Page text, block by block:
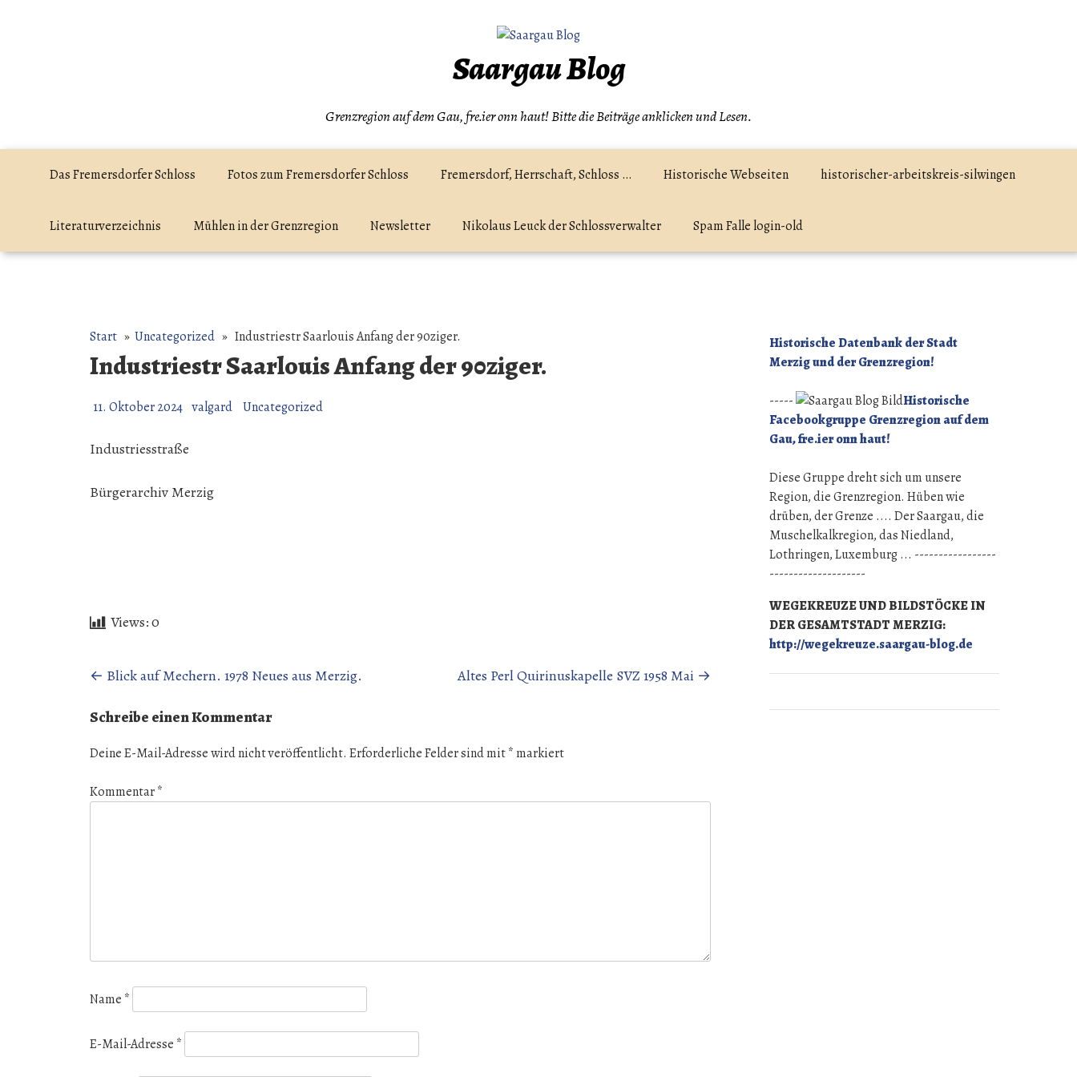
Saargau Blog
Grenzregion auf dem Gau, fre.ier onn haut! Bitte die Beiträge anklicken und Lesen.
Das Fremersdorfer Schloss Fotos zum Fremersdorfer Schloss Fremersdorf, Herrschaft, Schloss … Historische Webseiten historischer-arbeitskreis-silwingen
Literaturverzeichnis Mühlen in der Grenzregion Newsletter Nikolaus Leuck der Schlossverwalter Spam Falle login-old
Start » Uncategorized » Industriestr Saarlouis Anfang der 90ziger.
Industriestr Saarlouis Anfang der 90ziger.
11. Oktober 2024 valgard Uncategorized
Industriesstraße
Bürgerarchiv Merzig
Views:0
Beitragsnavigation
← Blick auf Mechern. 1978 Neues aus Merzig. Altes Perl Quirinuskapelle SVZ 1958 Mai →
Schreibe einen Kommentar
Deine E-Mail-Adresse wird nicht veröffentlicht. Erforderliche Felder sind mit* markiert
Kommentar*
Name *
E-Mail-Adresse *
Historische Datenbank der Stadt
Merzig und der Grenzregion!
-----
Historische
Facebookgruppe Grenzregion auf dem
Gau, fre.ier onn haut!
Diese Gruppe dreht sich um unsere
Region, die Grenzregion. Hüben wie
drüben, der Grenze .... Der Saargau, die
Muschelkalkregion, das Niedland,
Lothringen, Luxemburg ... -----------------
--------------------
WEGEKREUZE UND BILDSTÖCKE IN
DER GESAMTSTADT MERZIG:
http://wegekreuze.saargau-blog.de